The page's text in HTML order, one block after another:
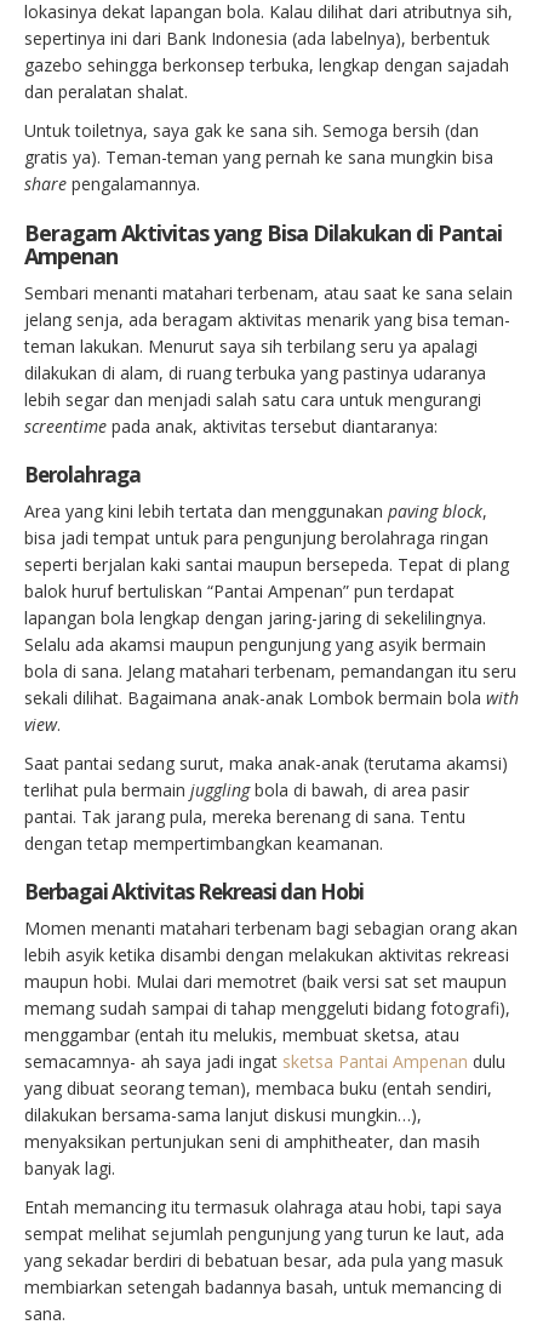
lokasinya dekat lapangan bola. Kalau dilihat dari atributnya sih,
sepertinya ini dari Bank Indonesia (ada labelnya), berbentuk
gazebo sehingga berkonsep terbuka, lengkap dengan sajadah
dan peralatan shalat.
Untuk toiletnya, saya gak ke sana sih. Semoga bersih (dan
gratis ya). Teman-teman yang pernah ke sana mungkin bisa
share pengalamannya.
Beragam Aktivitas yang Bisa Dilakukan di Pantai
Ampenan
Sembari menanti matahari terbenam, atau saat ke sana selain
jelang senja, ada beragam aktivitas menarik yang bisa teman-
teman lakukan. Menurut saya sih terbilang seru ya apalagi
dilakukan di alam, di ruang terbuka yang pastinya udaranya
lebih segar dan menjadi salah satu cara untuk mengurangi
screentime pada anak, aktivitas tersebut diantaranya:
Berolahraga
Area yang kini lebih tertata dan menggunakan paving block,
bisa jadi tempat untuk para pengunjung berolahraga ringan
seperti berjalan kaki santai maupun bersepeda. Tepat di plang
balok huruf bertuliskan “Pantai Ampenan” pun terdapat
lapangan bola lengkap dengan jaring-jaring di sekelilingnya.
Selalu ada akamsi maupun pengunjung yang asyik bermain
bola di sana. Jelang matahari terbenam, pemandangan itu seru
sekali dilihat. Bagaimana anak-anak Lombok bermain bola with
view.
Saat pantai sedang surut, maka anak-anak (terutama akamsi)
terlihat pula bermain jugglingbola di bawah, di area pasir
pantai. Tak jarang pula, mereka berenang di sana. Tentu
dengan tetap mempertimbangkan keamanan.
Berbagai Aktivitas Rekreasi dan Hobi
Momen menanti matahari terbenam bagi sebagian orang akan
lebih asyik ketika disambi dengan melakukan aktivitas rekreasi
maupun hobi. Mulai dari memotret (baik versi sat set maupun
memang sudah sampai di tahap menggeluti bidang fotografi),
menggambar (entah itu melukis, membuat sketsa, atau
semacamnya- ah saya jadi ingat sketsa Pantai Ampenan dulu
yang dibuat seorang teman), membaca buku (entah sendiri,
dilakukan bersama-sama lanjut diskusi mungkin…),
menyaksikan pertunjukan seni di amphitheater, dan masih
banyak lagi.
Entah memancing itu termasuk olahraga atau hobi, tapi saya
sempat melihat sejumlah pengunjung yang turun ke laut, ada
yang sekadar berdiri di bebatuan besar, ada pula yang masuk
membiarkan setengah badannya basah, untuk memancing di
sana.